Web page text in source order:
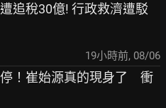
追稅30億! 行政救濟遭駁
19小時前, 08/06
停！崔始源真的現身了 衝